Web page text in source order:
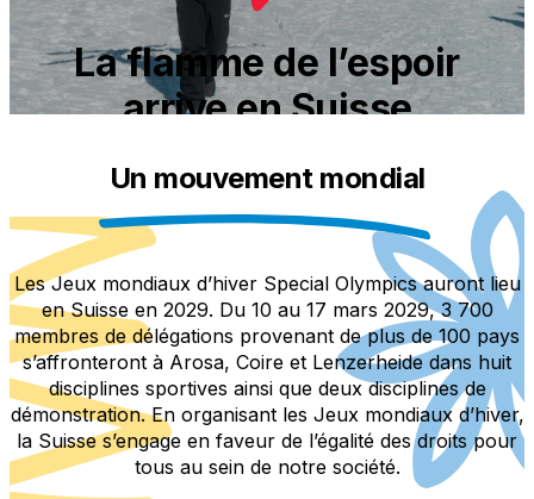
La flamme de l’espoir
arrive en Suisse
Un mouvement mondial
Les Jeux mondiaux d’hiver Special Olympics auront lieu
en Suisse en 2029. Du 10 au 17 mars 2029, 3 700
membres de délégations provenant de plus de 100 pays
s’affronteront à Arosa, Coire et Lenzerheide dans huit
disciplines sportives ainsi que deux disciplines de
démonstration. En organisant les Jeux mondiaux d’hiver,
la Suisse s’engage en faveur de l’égalité des droits pour
tous au sein de notre société.